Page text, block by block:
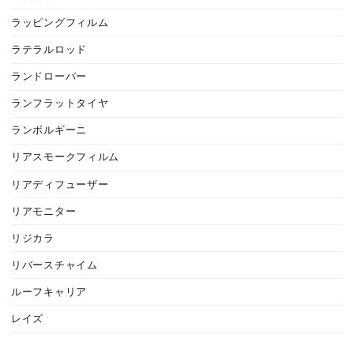
ラッピングフィルム
ラテラルロッド
ランドローバー
ランフラットタイヤ
ランボルギーニ
リアスモークフィルム
リアディフューザー
リアモニター
リジカラ
リバースチャイム
ルーフキャリア
レイズ